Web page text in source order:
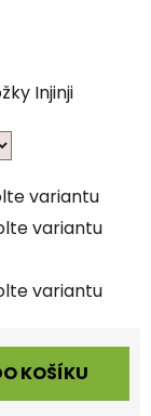
Injinji
variantu
variantu
variantu
KOŠÍKU